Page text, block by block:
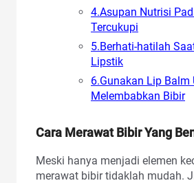
4.Asupan Nutrisi
Tercukupi
5.Berhati-hatilah
Lipstik
6.Gunakan Lip Balm
Melembabkan Bibir
Cara Merawat Bibir Yang
Meski hanya menjadi elemen
merawat bibir tidaklah mudah.